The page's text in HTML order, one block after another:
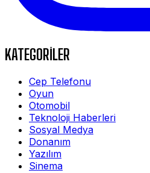
KATEGORİLER
Cep Telefonu
Oyun
Otomobil
Teknoloji Haberleri
Sosyal Medya
Donanım
Yazılım
Sinema